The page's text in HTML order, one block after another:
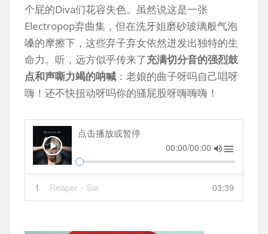
个屁的Diva们花容失色。虽然说这是一张
Electropop弃曲集，但在洗牙姐磨砂玻璃般气泡
嗓的摩擦下，这些弃子弃女依然迸发出独特的生
命力。听，远方似乎传来了充满切分音的强烈鼓
点和声嘶力竭的呐喊 ：老娘的曲子呀吗自己唱呀
嗨！还不快扭动呀吗你的骚屁股呀嗨嗨嗨！
点击播放或暂停
00:00/00:00
1 Reaper - Sia 03:39